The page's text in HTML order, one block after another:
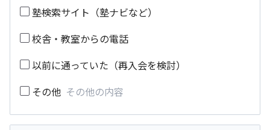
塾検索サイト（塾ナビなど）
校舎・教室からの電話
以前に通っていた（再入会を検討）
その他